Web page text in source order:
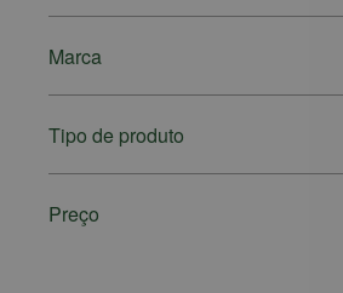
Marca
Tipo de produto
Preço